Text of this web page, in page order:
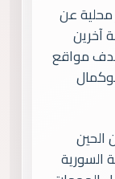
عن
آخرين
مواقع
الحين
السورية